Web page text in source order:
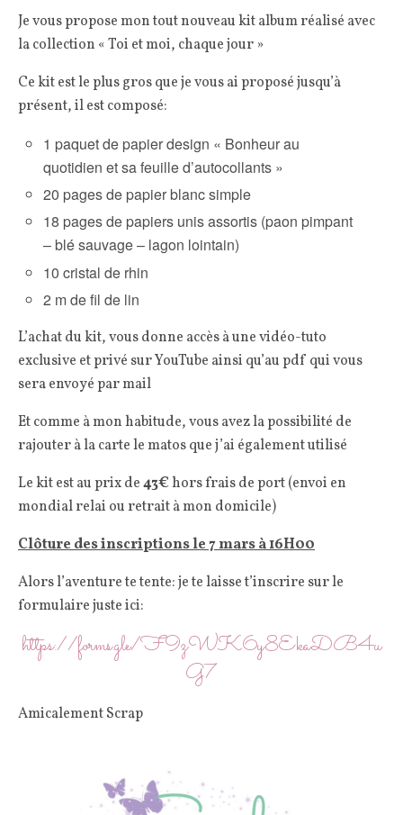
Je vous propose mon tout nouveau kit album réalisé avec
la collection « Toi et moi, chaque jour »
Ce kit est le plus gros que je vous ai proposé jusqu’à
présent, il est composé:
1 paquet de papier design « Bonheur au
quotidien et sa feuille d’autocollants »
20 pages de papier blanc simple
18 pages de papiers unis assortis (paon pimpant
– blé sauvage – lagon lointain)
10 cristal de rhin
2 m de fil de lin
L’achat du kit, vous donne accès à une vidéo-tuto
exclusive et privé sur YouTube ainsi qu’au pdf qui vous
sera envoyé par mail
Et comme à mon habitude, vous avez la possibilité de
rajouter à la carte le matos que j’ai également utilisé
Le kit est au prix de43€hors frais de port (envoi en
mondial relai ou retrait à mon domicile)
Clôture des inscriptions le 7 mars à 16H00
Alors l’aventure te tente: je te laisse t’inscrire sur le
formulaire juste ici:
https://forms.gle/F9zWK6y8EkaDB4u
G7
Amicalement Scrap